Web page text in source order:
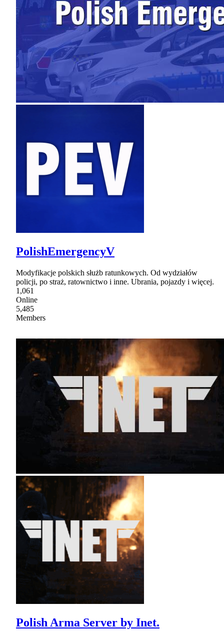
PolishEmergencyV
Modyfikacje polskich służb ratunkowych. Od wydziałów
policji, po straż, ratownictwo i inne. Ubrania, pojazdy i więcej.
1,061
Online
5,485
Members
Polish Arma Server by Inet.